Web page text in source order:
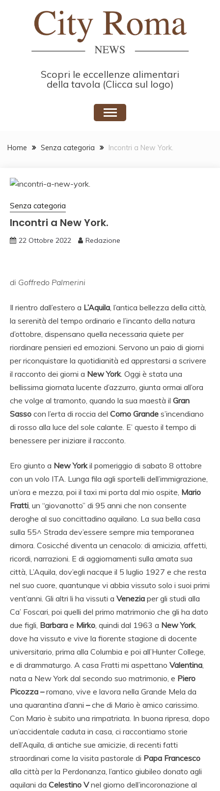
Scopri le eccellenze alimentari
della tavola (Clicca sul logo)
Home Senza categoria Incontri a New York.
Senza categoria
Incontri a New York.
22 Ottobre 2022 Redazione
di Goffredo Palmerini
Il rientro dall’estero a L’Aquila, l’antica bellezza della città,
la serenità del tempo ordinario e l’incanto della natura
d’ottobre, dispensano quella necessaria quiete per
riordinare pensieri ed emozioni. Servono un paio di giorni
per riconquistare la quotidianità ed apprestarsi a scrivere
il racconto dei giorni a New York. Oggi è stata una
bellissima giornata lucente d’azzurro, giunta ormai all’ora
che volge al tramonto, quando la sua maestà il Gran
Sasso con l’erta di roccia del Corno Grande s’incendiano
di rosso alla luce del sole calante. E’ questo il tempo di
benessere per iniziare il racconto.
Ero giunto a New Yorkil pomeriggio di sabato 8 ottobre
con un volo ITA. Lunga fila agli sportelli dell’immigrazione,
un’ora e mezza, poi il taxi mi porta dal mio ospite, Mario
Fratti, un “giovanotto” di 95 anni che non consente
deroghe al suo concittadino aquilano. La sua bella casa
sulla 55^ Strada dev’essere sempre mia temporanea
dimora. Cosicché diventa un cenacolo: di amicizia, affetti,
ricordi, narrazioni. E di aggiornamenti sulla amata sua
città, L’Aquila, dov’egli nacque il 5 luglio 1927 e che resta
nel suo cuore, quantunque vi abbia vissuto solo i suoi primi
vent’anni. Gli altri li ha vissuti a Venezia per gli studi alla
Ca’ Foscari, poi quelli del primo matrimonio che gli ha dato
due figli, Barbara e Mirko, quindi dal 1963 a New York,
dove ha vissuto e vive la fiorente stagione di docente
universitario, prima alla Columbia e poi all’Hunter College,
e di drammaturgo. A casa Fratti mi aspettano Valentina,
nata a New York dal secondo suo matrimonio, e Piero
Picozza –romano, vive e lavora nella Grande Mela da
una quarantina d’anni –che di Mario è amico carissimo.
Con Mario è subito una rimpatriata. In buona ripresa, dopo
un’accidentale caduta in casa, ci raccontiamo storie
dell’Aquila, di antiche sue amicizie, di recenti fatti
straordinari come la visita pastorale di Papa Francesco
alla città per la Perdonanza, l’antico giubileo donato agli
aquilani da Celestino Vnel giorno dell’incoronazione al